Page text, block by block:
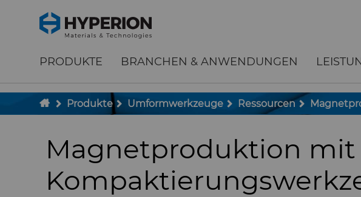
To main content
To menu
PRODUKTE BRANCHEN & ANWENDUNGEN
Produkte Umformwerkzeuge Ressourcen
Magnetproduktion mit